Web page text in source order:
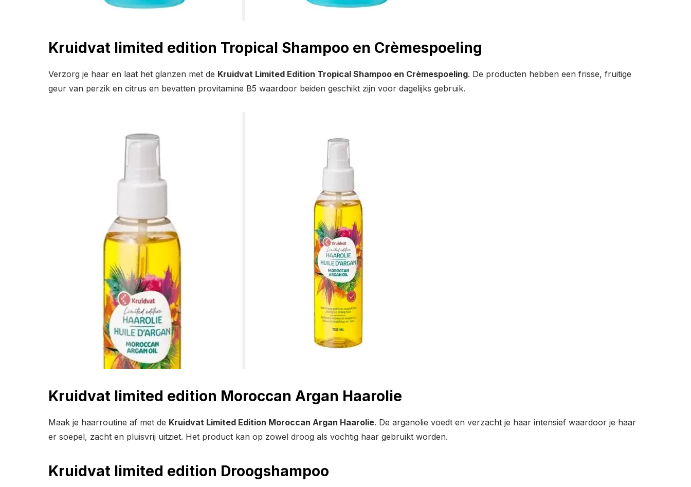
Kruidvat limited edition Tropical Shampoo en Crèmespoeling
Verzorg je haar en laat het glanzen met de Kruidvat Limited Edition Tropical Shampoo en Crèmespoeling. De producten hebben een frisse, fruitige
geur van perzik en citrus en bevatten provitamine B5 waardoor beiden geschikt zijn voor dagelijks gebruik.
Kruidvat limited edition Moroccan Argan Haarolie
Maak je haarroutine af met de Kruidvat Limited Edition Moroccan Argan Haarolie. De arganolie voedt en verzacht je haar intensief waardoor je haar
er soepel, zacht en pluisvrij uitziet. Het product kan op zowel droog als vochtig haar gebruikt worden.
Kruidvat limited edition Droogshampoo